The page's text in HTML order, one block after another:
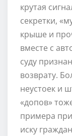
крутая
секретки,
крыше и
вместе с
суду
возврату.
неустоек и
«допов»
примера
иску